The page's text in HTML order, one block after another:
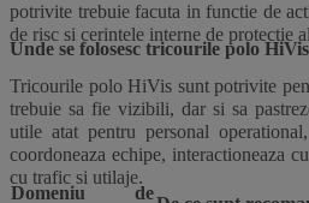
potrivite trebuie facuta in functie de
de risc si cerintele interne de protectie
Unde se folosesc tricourile polo
Tricourile polo HiVis sunt potrivite
trebuie sa fie vizibili, dar si sa
utile atat pentru personal
coordoneaza echipe, interactioneaza
cu trafic si utilaje.
Domeniu de